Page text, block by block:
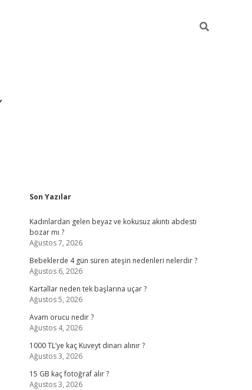
Sidebar
Son Yazılar
Kadınlardan gelen beyaz ve kokusuz akıntı abdesti
bozar mı ?
Ağustos 7, 2026
Bebeklerde 4 gün süren ateşin nedenleri nelerdir ?
Ağustos 6, 2026
Kartallar neden tek başlarına uçar ?
Ağustos 5, 2026
Avam orucu nedir ?
Ağustos 4, 2026
1000 TL’ye kaç Kuveyt dinarı alınır ?
Ağustos 3, 2026
15 GB kaç fotoğraf alır ?
Ağustos 3, 2026